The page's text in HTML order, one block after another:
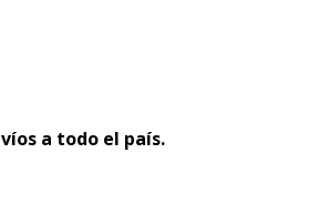
a todo el país.